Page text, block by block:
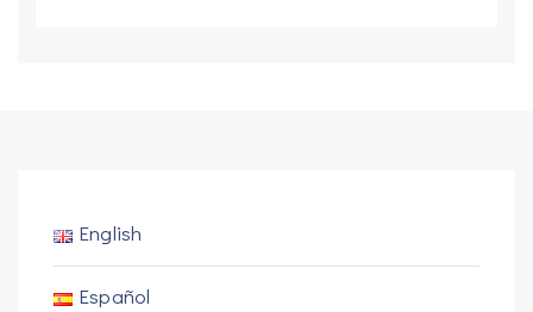
English
Español